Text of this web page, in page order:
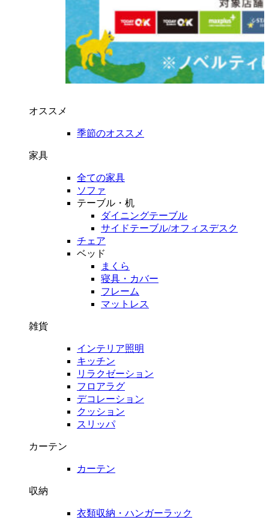
オススメ
季節のオススメ
家具
全ての家具
ソファ
テーブル・机
ダイニングテーブル
サイドテーブル/オフィスデスク
チェア
ベッド
まくら
寝具・カバー
フレーム
マットレス
雑貨
インテリア照明
キッチン
リラクゼーション
フロアラグ
デコレーション
クッション
スリッパ
カーテン
カーテン
収納
衣類収納・ハンガーラック